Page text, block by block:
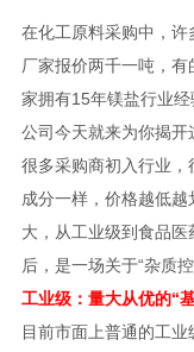
在化工原料采购中，许
厂家报价两千一吨，
家拥有15年镁盐行业
公司今天就来为你揭开
很多采购商初入行业，
成分一样，价格越低
大，从工业级到食品
后，是一场关于“杂质
工业级：量大从优的“
目前市面上普通的工